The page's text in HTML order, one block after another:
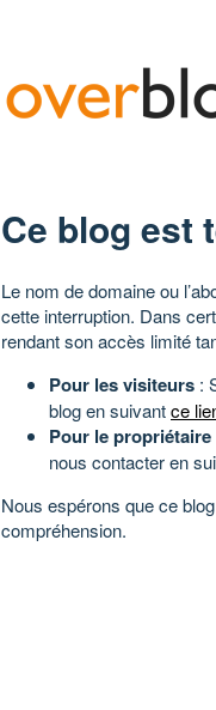
Ce blog est
Le nom de domaine ou
cette interruption. Dans
rendant son accès limité
Pour les visiteurs :
blog en suivantce
Pour le propriétaire
nous contacter en
Nous espérons que ce
compréhension.